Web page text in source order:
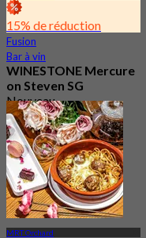
15% de réduction
Fusion
Bar à vin
WINESTONE Mercure
on Steven SG
Nouveau
4.2
DeS$ 32
MRT Orchard